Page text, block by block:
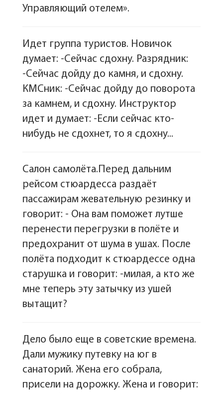
Управляющий отелем».
Идет группа туристов. Новичок
думает: -Сейчас сдохну. Разрядник:
-Сейчас дойду до камня, и сдохну.
КМСник: -Сейчас дойду до поворота
за камнем, и сдохну. Инструктор
идет и думает: -Если сейчас кто-
нибудь не сдохнет, то я сдохну...
Салон самолёта.Перед дальним
рейсом стюардесса раздаёт
пассажирам жевательную резинку и
говорит: - Она вам поможет лутше
перенести перегрузки в полёте и
предохранит от шума в ушах. После
полёта подходит к стюардессе одна
старушка и говорит: -милая, а кто же
мне теперь эту затычку из ушей
вытащит?
Дело было еще в советские времена.
Дали мужику путевку на юг в
санаторий. Жена его собрала,
присели на дорожку. Жена и говорит: